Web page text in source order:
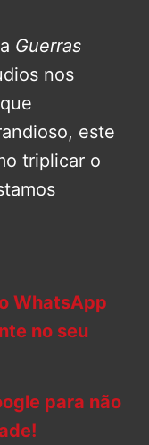
Guerras
nos
este
triplicar o
WhatsApp
no seu
para não